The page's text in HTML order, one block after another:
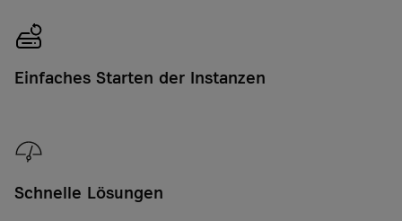
Einfaches Starten der Instanzen
Schnelle Lösungen